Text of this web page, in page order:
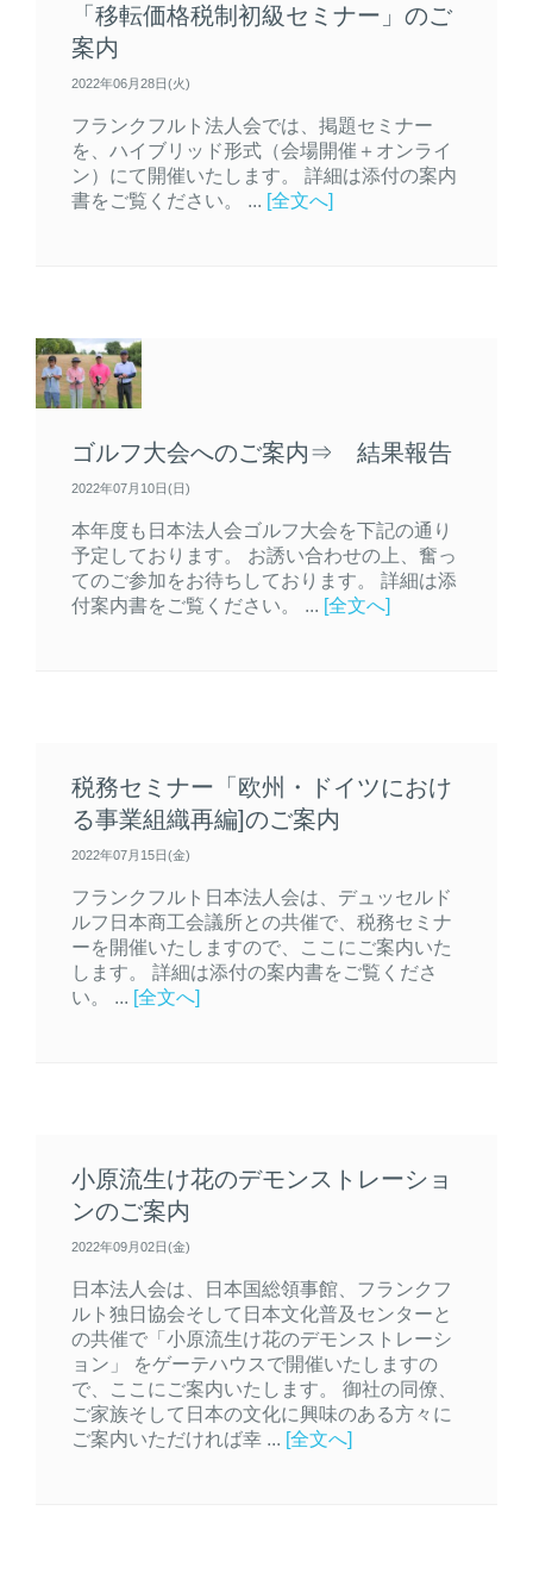
「移転価格税制初級セミナー」のご
案内
2022年06月28日(火)
フランクフルト法人会では、掲題セミナー
を、ハイブリッド形式（会場開催＋オンライ
ン）にて開催いたします。 詳細は添付の案内
書をご覧ください。 ... [全文へ]
ゴルフ大会へのご案内⇒ 結果報告
2022年07月10日(日)
本年度も日本法人会ゴルフ大会を下記の通り
予定しております。 お誘い合わせの上、奮っ
てのご参加をお待ちしております。 詳細は添
付案内書をご覧ください。 ... [全文へ]
税務セミナー「欧州・ドイツにおけ
る事業組織再編]のご案内
2022年07月15日(金)
フランクフルト日本法人会は、デュッセルド
ルフ日本商工会議所との共催で、税務セミナ
ーを開催いたしますので、ここにご案内いた
します。 詳細は添付の案内書をご覧くださ
い。 ... [全文へ]
小原流生け花のデモンストレーショ
ンのご案内
2022年09月02日(金)
日本法人会は、日本国総領事館、フランクフ
ルト独日協会そして日本文化普及センターと
の共催で「小原流生け花のデモンストレーシ
ョン」 をゲーテハウスで開催いたしますの
で、ここにご案内いたします。 御社の同僚、
ご家族そして日本の文化に興味のある方々に
ご案内いただければ幸 ... [全文へ]